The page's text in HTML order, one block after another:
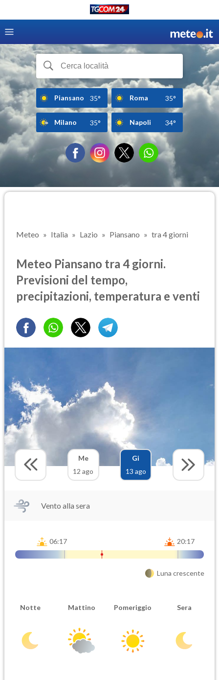
Piansano 35° Roma 35°
Milano 35° Napoli 34°
Meteo Italia Lazio Piansano tra 4 giorni
Meteo Piansano tra 4 giorni.
Previsioni del tempo,
precipitazioni, temperatura e venti
Me
12 ago
Gi
13 ago
Vento alla sera
06:17 20:17
Luna crescente
Notte Mattino Pomeriggio Sera